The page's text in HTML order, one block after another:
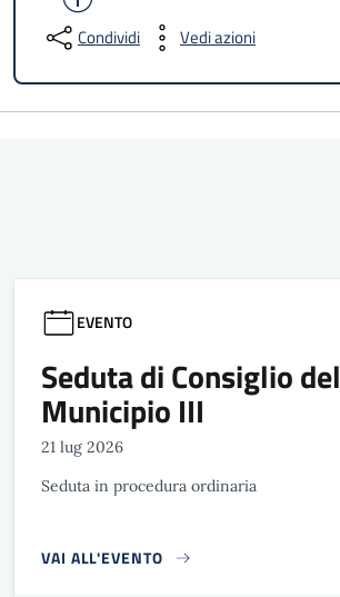
Condividi Vedi azioni
EVENTO
Seduta di Consiglio del
Municipio III
21 lug 2026
Seduta in procedura ordinaria
VAI ALL'EVENTO